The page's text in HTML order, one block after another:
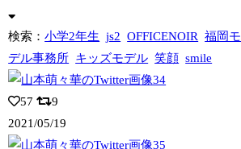
検索：小学2年生 js2 OFFICENOIR 福岡モ
デル事務所 キッズモデル 笑顔 smile
57
9
2021/05/19